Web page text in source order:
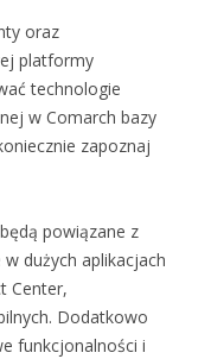
oraz
platformy
technologie
w Comarch bazy
zapoznaj
powiązane z
dużych aplikacjach
Center,
Dodatkowo
funkcjonalności i